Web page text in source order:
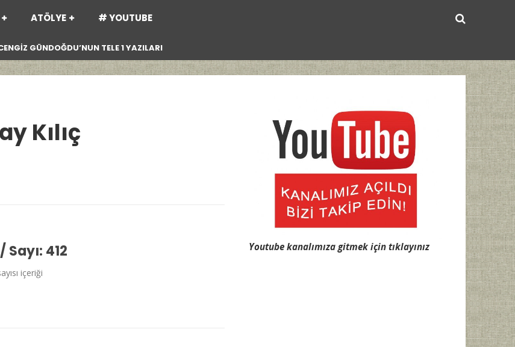
ATÖLYE # YOUTUBE
GÜNDOĞDU’NUN TELE 1 YAZILARI
Kılıç
Sayı: 412
içeriği
Youtube kanalımıza gitmek için tıklayınız